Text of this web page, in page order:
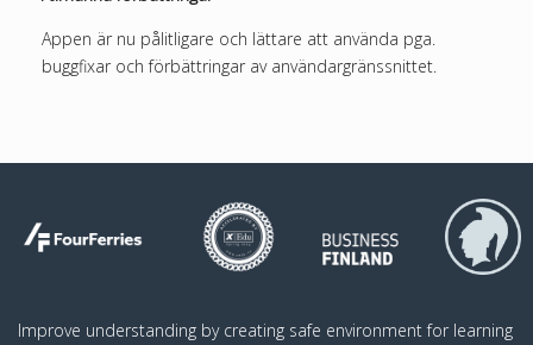
Appen är nu pålitligare och lättare att använda pga.
buggfixar och förbättringar av användargränssnittet.
Improve understanding by creating safe environment for learning